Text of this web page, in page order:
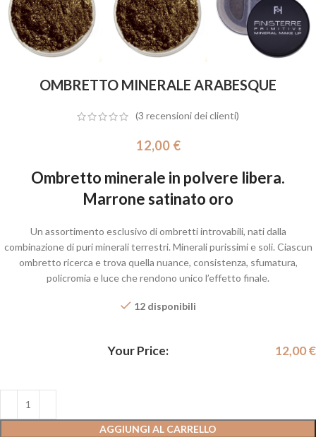
OMBRETTO MINERALE ARABESQUE
(3 recensioni dei clienti)
12,00 €
Ombretto minerale in polvere libera.
Marrone satinato oro
Un assortimento esclusivo di ombretti introvabili, nati dalla
combinazione di puri minerali terrestri. Minerali purissimi e soli. Ciascun
ombretto ricerca e trova quella nuance, consistenza, sfumatura,
policromia e luce che rendono unico l’effetto finale.
12 disponibili
Your Price: 12,00€
AGGIUNGI AL CARRELLO